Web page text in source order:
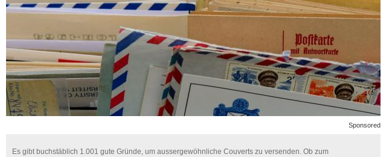
Sponsored
Es gibt buchstäblich 1.001 gute Gründe, um aussergewöhnliche Couverts zu versenden. Ob zum